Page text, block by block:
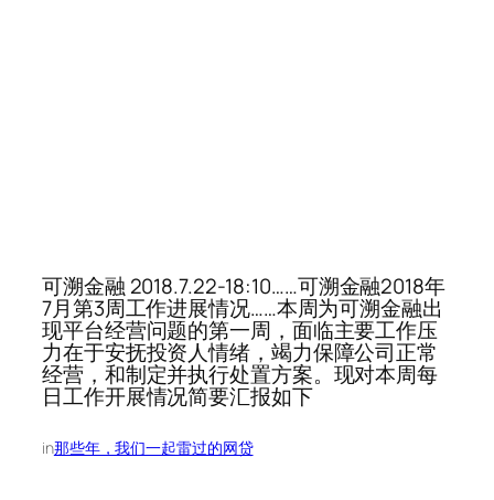
可溯金融 2018.7.22-18:10……可溯金融2018年
7月第3周工作进展情况……本周为可溯金融出
现平台经营问题的第一周，面临主要工作压
力在于安抚投资人情绪，竭力保障公司正常
经营，和制定并执行处置方案。现对本周每
日工作开展情况简要汇报如下
in那些年，我们一起雷过的网贷